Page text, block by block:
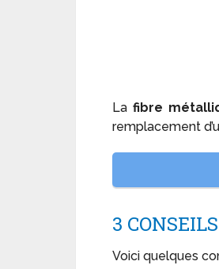
La fibre
remplacement
3
Voici quelques